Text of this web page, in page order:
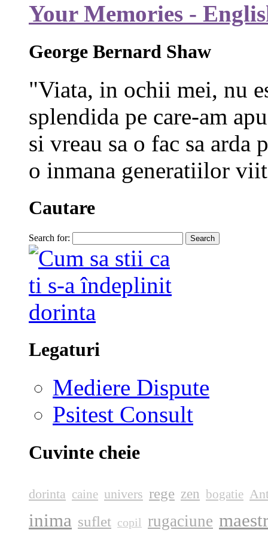
Your Memories -
George Bernard Shaw
"Viata, in ochii mei, nu
splendida pe care-am
si vreau sa o fac sa
o inmana generatiilor
Cautare
Search for:
Legaturi
Mediere Dispute
Psitest Consult
Cuvinte cheie
dorinta caine univers rege zen bogatie
inima suflet copil rugaciune